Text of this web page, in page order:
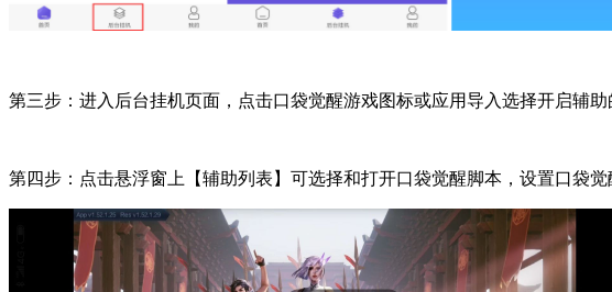
第三步：进入后台挂机页面，点击口袋觉醒游戏图标或应用导入选择开启辅助
第四步：点击悬浮窗上【辅助列表】可选择和打开口袋觉醒脚本，设置口袋觉